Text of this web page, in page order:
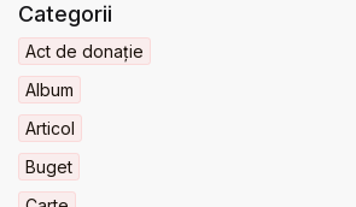
Categorii
Act de donație
Album
Articol
Buget